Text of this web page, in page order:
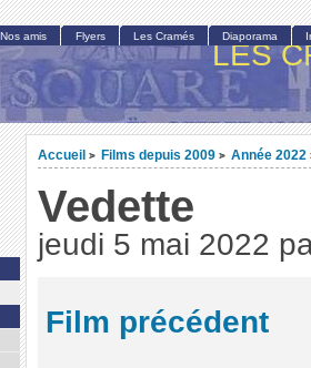
LES
Accueil > Films depuis 2009 > Année 2022
Vedette
jeudi 5 mai 2022
Film précédent
Nos amis Flyers Les Cramés Diaporama